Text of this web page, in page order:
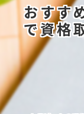
おすす
で資格